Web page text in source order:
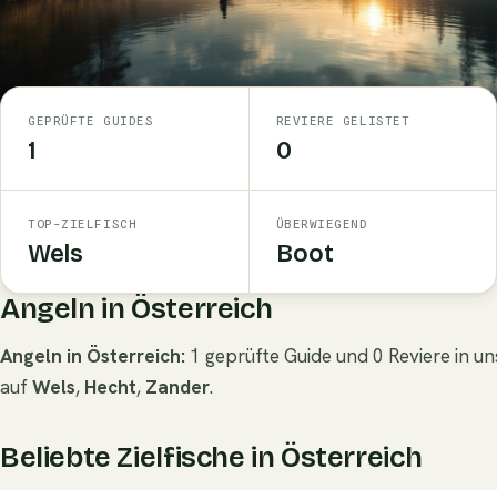
GEPRÜFTE GUIDES
1
REVIERE GELISTET
0
TOP-ZIELFISCH
Wels
ÜBERWIEGEND
Boot
Angeln in Österreich
Angeln in Österreich: 1 geprüfte Guide und 0 Reviere in
aufWels, Hecht, Zander.
Beliebte Zielfische in Österreich